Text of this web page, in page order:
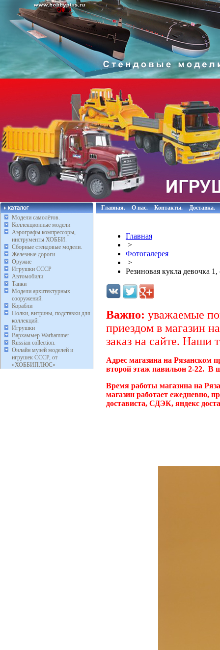
Модели самолётов.
Коллекционные модели
Аэрографы компрессоры,
инструменты ХОББИ.
Сборные стендовые модели.
Железные дороги
Оружие
Игрушки СССР
Автомобили
Танки
Модели архитектурных
сооружений.
Корабли
Полки, витрины, подставки для
коллекций.
Игрушки
Вархаммер Warhammer
Russian collection.
Онлайн музей моделей и
игрушек СССР, от
«ХОББИПЛЮС»
Главная. О нас. Контакты. Доставка.
Главная
>
Фотогалерея
>
Резиновая кукла девочка
Важно: уважаемые
приездом в магазин
заказ на сайте. Наши
Адрес магазина на Рязанском
второй этаж павильон 2-22. В
Время работы магазина на
магазин работает ежедневно,
достависта, СДЭК, яндекс